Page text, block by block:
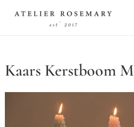
Kaars Kerstboom M